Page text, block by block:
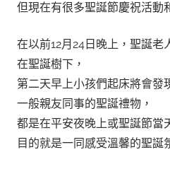
但現在有很多聖誕節慶祝活動
在以前12月24日晚上，聖誕老
在聖誕樹下，
第二天早上小孩們起床將會發
一般親友同事的聖誕禮物，
都是在平安夜晚上或聖誕節當
目的就是一同感受溫馨的聖誕